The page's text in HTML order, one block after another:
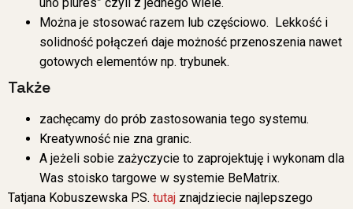
Można je stosować razem lub częściowo. Lekkość i
solidność połączeń daje możność przenoszenia nawet
gotowych elementów np. trybunek.
Także
zachęcamy do prób zastosowania tego systemu.
Kreatywność nie zna granic.
A jeżeli sobie zażyczycie to zaprojektuję i wykonam dla
Was stoisko targowe w systemie BeMatrix.
Tatjana Kobuszewska P.S. tutaj znajdziecie najlepszego